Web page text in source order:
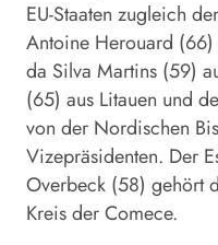
EU-Staaten zugleich
Antoine Herouard
da Silva Martins (59)
(65) aus Litauen und
von der Nordischen
Vizepräsidenten. Der
Overbeck (58) gehört
Kreis der Comece.